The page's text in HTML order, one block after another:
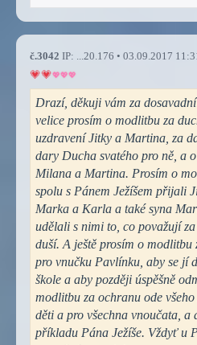
č.3042 IP: ...20.176 • 03.09.2017
Drazí, děkuji vám za
velice prosím o modlitbu za
uzdravení Jitky a Martina, za
dary Ducha svatého pro ně, a
Milana a Martina. Prosím o
spolu s Pánem Ježíšem přijali
Marka a Karla a také syna
udělali s nimi to, co považují
duší. A ještě prosím o modlitbu
pro vnučku Pavlínku, aby se jí
škole a aby později úspěšně
modlitbu za ochranu ode
děti a pro všechna vnoučata, a
příkladu Pána Ježíše. Vždyť u